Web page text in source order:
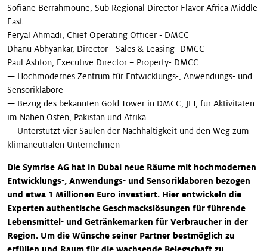
Sofiane Berrahmoune, Sub Regional Director Flavor Africa Middle
East
Feryal Ahmadi, Chief Operating Officer - DMCC
Dhanu Abhyankar, Director - Sales & Leasing- DMCC
Paul Ashton, Executive Director – Property- DMCC
— Hochmodernes Zentrum für Entwicklungs-, Anwendungs- und
Sensoriklabore
— Bezug des bekannten Gold Tower in DMCC, JLT, für Aktivitäten
im Nahen Osten, Pakistan und Afrika
— Unterstützt vier Säulen der Nachhaltigkeit und den Weg zum
klimaneutralen Unternehmen
Die Symrise AG hat in Dubai neue Räume mit hochmodernen
Entwicklungs-, Anwendungs- und Sensoriklaboren bezogen
und etwa 1 Millionen Euro investiert. Hier entwickeln die
Experten authentische Geschmackslösungen für führende
Lebensmittel- und Getränkemarken für Verbraucher in der
Region. Um die Wünsche seiner Partner bestmöglich zu